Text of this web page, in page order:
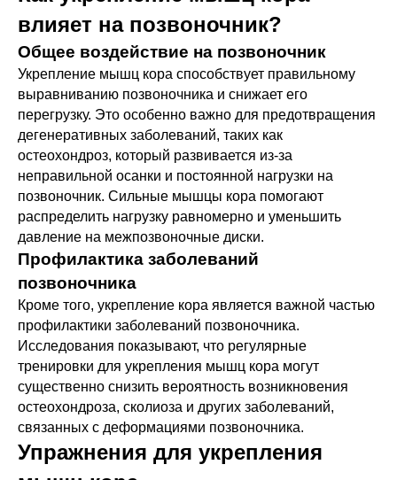
влияет на позвоночник?
Общее воздействие на позвоночник
Укрепление мышц кора способствует правильному
выравниванию позвоночника и снижает его
перегрузку. Это особенно важно для предотвращения
дегенеративных заболеваний, таких как
остеохондроз, который развивается из-за
неправильной осанки и постоянной нагрузки на
позвоночник. Сильные мышцы кора помогают
распределить нагрузку равномерно и уменьшить
давление на межпозвоночные диски.
Профилактика заболеваний
позвоночника
Кроме того, укрепление кора является важной частью
профилактики заболеваний позвоночника.
Исследования показывают, что регулярные
тренировки для укрепления мышц кора могут
существенно снизить вероятность возникновения
остеохондроза, сколиоза и других заболеваний,
связанных с деформациями позвоночника.
Упражнения для укрепления